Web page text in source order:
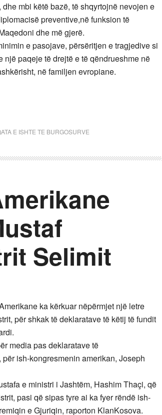
mbi këtë bazë, të shqyrtojnë nevojen e
preventive,në funksion të
dhe më gjerë.
e pasojave, përsëritjen e tragjedive si
paqeje të drejtë e të qëndrueshme në
në familjen evropiane.
E ISHTE TE BURGOSURVE
Selimit
ka kërkuar nëpërmjet një letre
për shkak të deklaratave të këtij të fundit
media pas deklaratave të
ish-kongresmenin amerikan, Joseph
e ministri i Jashtëm, Hashim Thaçi, që
pasi që sipas tyre ai ka fyer rëndë ish-
e Gjuriqin, raporton KlanKosova.